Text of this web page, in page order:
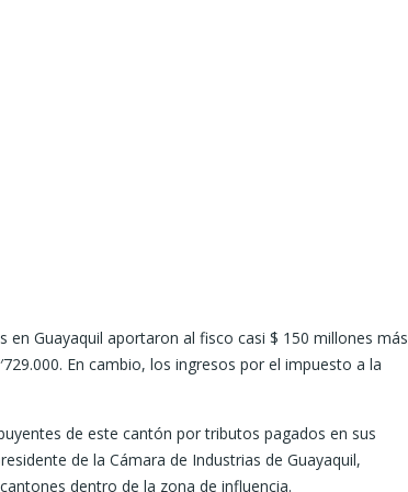
en Guayaquil aportaron al fisco casi $ 150 millones más
En cambio, los ingresos por el impuesto a la
de este cantón por tributos pagados en sus
de la Cámara de Industrias de Guayaquil,
dentro de la zona de influencia.